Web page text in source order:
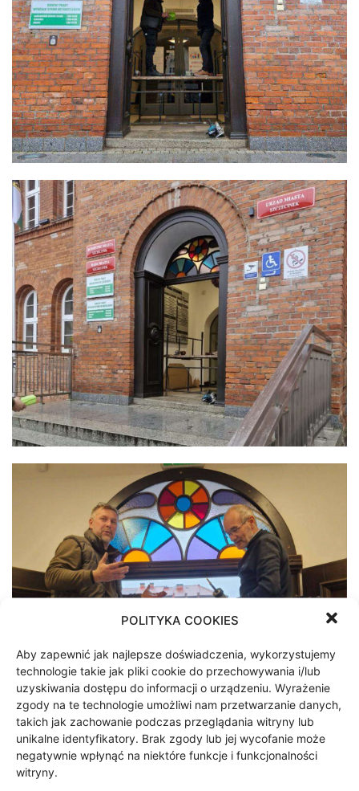
POLITYKA COOKIES
Aby zapewnić jak najlepsze doświadczenia, wykorzystujemy
technologie takie jak pliki cookie do przechowywania i/lub
uzyskiwania dostępu do informacji o urządzeniu. Wyrażenie
zgody na te technologie umożliwi nam przetwarzanie danych,
takich jak zachowanie podczas przeglądania witryny lub
unikalne identyfikatory. Brak zgody lub jej wycofanie może
negatywnie wpłynąć na niektóre funkcje i funkcjonalności
witryny.